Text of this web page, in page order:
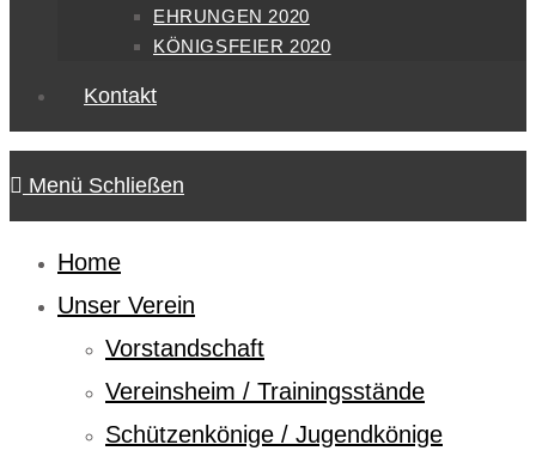
EHRUNGEN 2020
KÖNIGSFEIER 2020
Kontakt
Menü Schließen
Home
Unser Verein
Vorstandschaft
Vereinsheim / Trainingsstände
Schützenkönige / Jugendkönige